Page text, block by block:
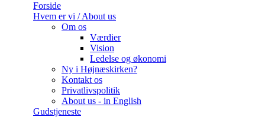
Forside
Hvem er vi / About us
Om os
Værdier
Vision
Ledelse og økonomi
Ny i Højnæskirken?
Kontakt os
Privatlivspolitik
About us - in English
Gudstjeneste